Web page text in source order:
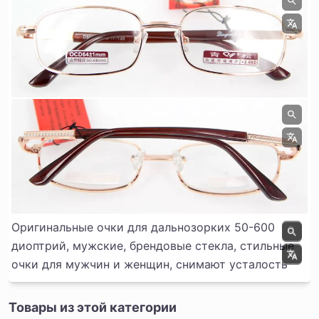
Оригинальные очки для дальнозорких 50-600
диоптрий, мужские, брендовые стекла, стильные
очки для мужчин и женщин, снимают усталость
Товары из этой категории